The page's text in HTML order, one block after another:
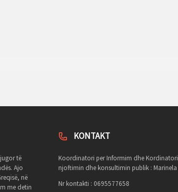
të
Ajo
në
me detin
KONTAKT
Koordinatori per Informim dhe
njoftimin dhe konsultimin publik : Marinela
Nr kontakti : 0695577658